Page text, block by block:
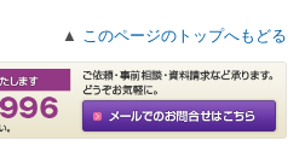
▲ このページのトップへもどる